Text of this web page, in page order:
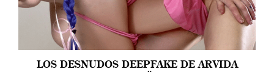
LOS DESNUDOS DEEPFAKE DE ARVIDA